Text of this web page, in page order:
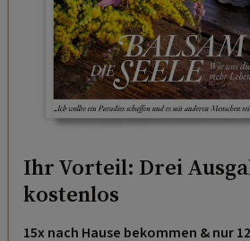
Ihr Vorteil: Drei
kostenlos
15x nach Hause bekommen & nur